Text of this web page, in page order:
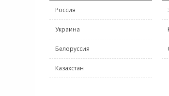
Россия
Украина
Белоруссия
Казахстан